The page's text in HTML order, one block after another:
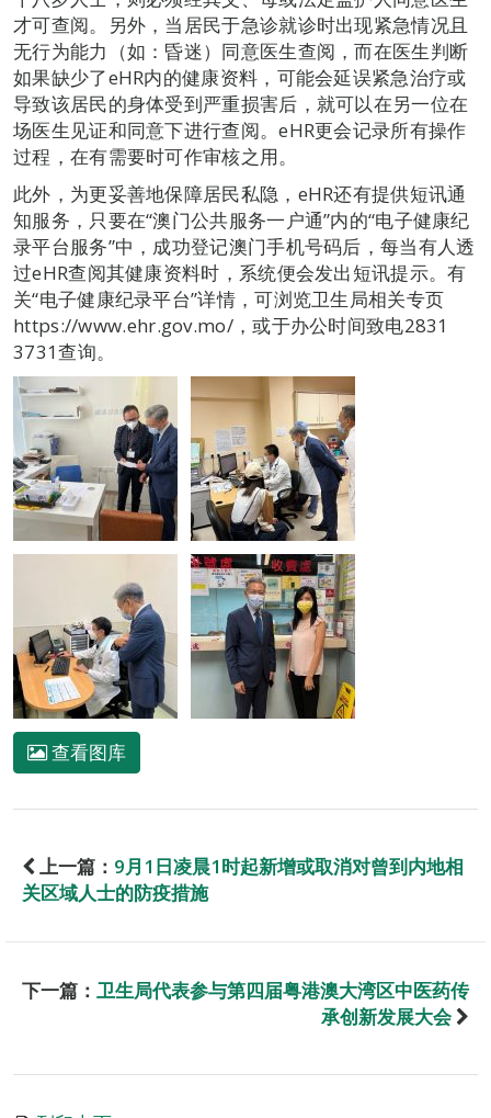
才可查阅。另外，当居民于急诊就诊时出现紧急情况且
无行为能力（如：昏迷）同意医生查阅，而在医生判断
如果缺少了eHR内的健康资料，可能会延误紧急治疗或
导致该居民的身体受到严重损害后，就可以在另一位在
场医生见证和同意下进行查阅。eHR更会记录所有操作
过程，在有需要时可作审核之用。
此外，为更妥善地保障居民私隐，eHR还有提供短讯通
知服务，只要在“澳门公共服务一户通”内的“电子健康纪
录平台服务”中，成功登记澳门手机号码后，每当有人透
过eHR查阅其健康资料时，系统便会发出短讯提示。有
关“电子健康纪录平台”详情，可浏览卫生局相关专页
https://www.ehr.gov.mo/，或于办公时间致电2831
3731查询。
查看图库
上一篇： 9月1日凌晨1时起新增或取消对曾到内地相
关区域人士的防疫措施
下一篇： 卫生局代表参与第四届粤港澳大湾区中医药传
承创新发展大会